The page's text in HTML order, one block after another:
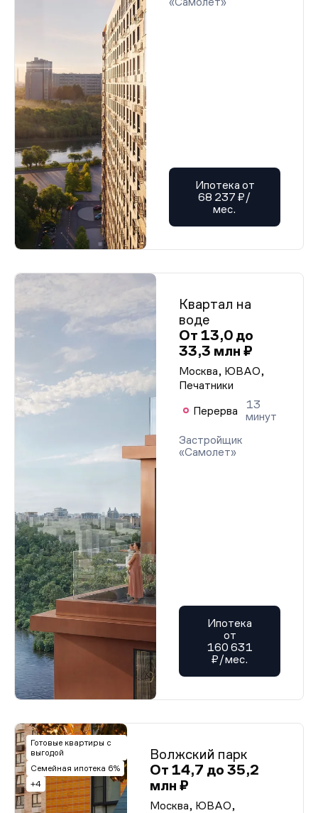
Ипотека от
68 237 ₽/
мес.
Квартал на
воде
От 13,0 до
33,3 млн ₽
Москва, ЮВАО,
Печатники
Перерва
13
минут
Застройщик
«Самолет»
Ипотека
от
160 631
₽/мес.
Готовые квартиры с
выгодой
Семейная ипотека 6%
+4
Волжский парк
От 14,7 до 35,2
млн ₽
Москва, ЮВАО,